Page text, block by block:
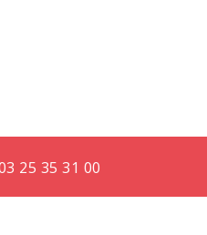
25 35 31 00